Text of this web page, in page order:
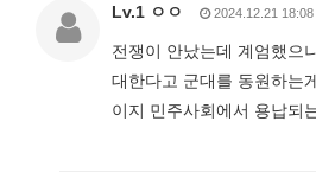
Lv.1 ㅇㅇ 2024.12.21 18:08
전쟁이 안났는데 계엄했으
대한다고 군대를 동원하는
이지 민주사회에서 용납되